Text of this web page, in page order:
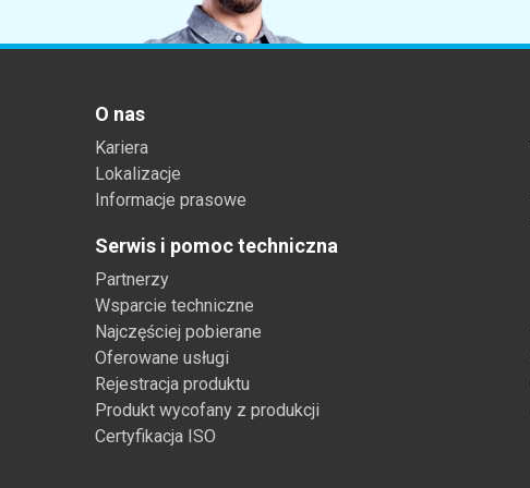
Tworzywa sztuczne
O nas
Kariera
Lokalizacje
Informacje prasowe
Serwis i pomoc techniczna
Partnerzy
Wsparcie techniczne
Najczęściej pobierane
Oferowane usługi
Rejestracja produktu
Produkt wycofany z produkcji
Certyfikacja ISO